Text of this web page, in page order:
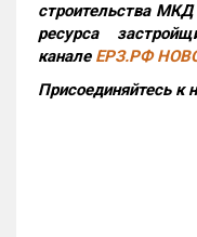
строительства МКД
ресурса
канале ЕРЗ.РФ
Присоединяйтесь к